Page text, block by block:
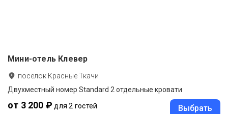
Мини-отель Клевер
поселок Красные Ткачи
Двухместный номер Standard 2 отдельные кровати
от 3 200 ₽ для 2 гостей Выбрать